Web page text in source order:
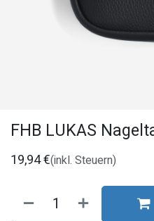
FHB LUKAS
19,94€(inkl. Steuern)